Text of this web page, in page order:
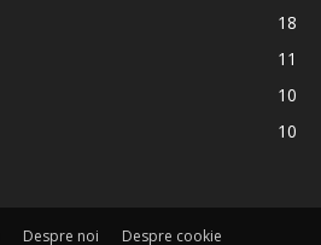
18
11
10
10
Despre noi Despre cookie